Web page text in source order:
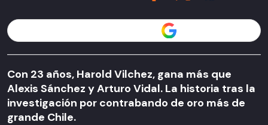
Con 23 años, Harold Vilchez, gana más que
Alexis Sánchez y Arturo Vidal. La historia tras la
investigación por contrabando de oro más de
grande Chile.